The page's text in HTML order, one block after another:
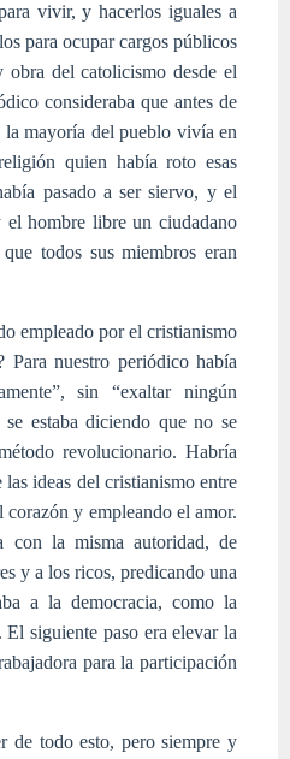
vivir, y hacerlos iguales a
para ocupar cargos públicos
del catolicismo desde el
consideraba que antes de
mayoría del pueblo vivía en
quien había roto esas
pasado a ser siervo, y el
hombre libre un ciudadano
todos sus miembros eran
empleado por el cristianismo
Para nuestro periódico había
sin “exaltar ningún
estaba diciendo que no se
revolucionario. Habría
ideas del cristianismo entre
y empleando el amor.
con la misma autoridad, de
y a los ricos, predicando una
a la democracia, como la
siguiente paso era elevar la
para la participación
de todo esto, pero siempre y